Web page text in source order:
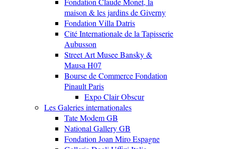
maison & les jardins de Giverny
Fondation Villa Datris
Cité Internationale de la Tapisserie
Aubusson
Street Art Musee Bansky &
Mausa H07
Bourse de Commerce Fondation
Pinault Paris
Expo Clair Obscur
Les Galeries internationales
Tate Modem GB
National Gallery GB
Fondation Joan Miro Espagne